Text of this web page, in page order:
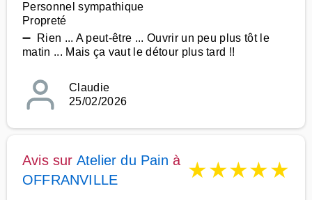
Personnel sympathique
Propreté
➖ Rien ... A peut-être ... Ouvrir un peu plus tôt le
matin ... Mais ça vaut le détour plus tard !!
Claudie
25/02/2026
Avis sur Atelier du Pain à
OFFRANVILLE
★★★★★